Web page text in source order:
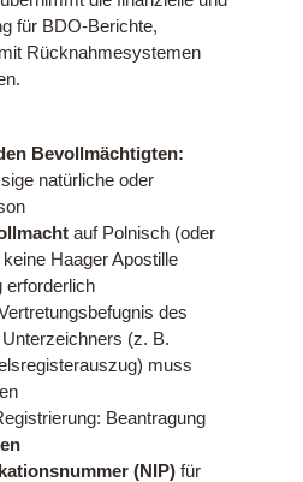
für BDO-Berichte,
Rücknahmesystemen
Bevollmächtigten:
natürliche oder
auf Polnisch (oder
Haager Apostille
erforderlich
des
(z. B.
muss
Beantragung
(NIP)für